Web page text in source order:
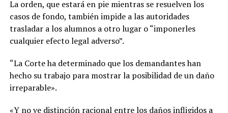
La orden, que estará en pie mientras se resuelven los
casos de fondo, también impide a las autoridades
trasladar a los alumnos a otro lugar o “imponerles
cualquier efecto legal adverso”.
“La Corte ha determinado que los demandantes han
hecho su trabajo para mostrar la posibilidad de un daño
irreparable».
«Y no ve distinción racional entre los daños infligidos a